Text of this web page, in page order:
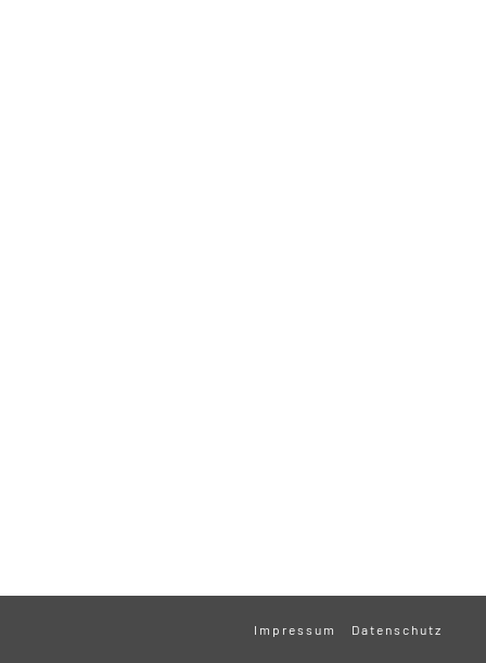
Impressum Datenschutz